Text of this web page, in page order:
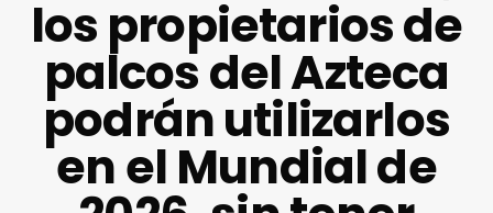
los propietarios de
palcos del Azteca
podrán utilizarlos
en el Mundial de